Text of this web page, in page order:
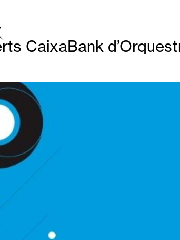
CaixaBank